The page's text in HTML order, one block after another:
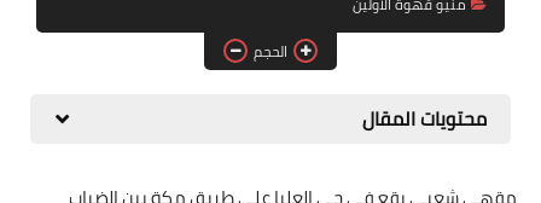
الحجم
محتويات المقال